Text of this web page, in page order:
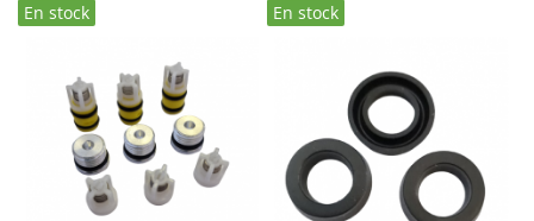
En stock En stock